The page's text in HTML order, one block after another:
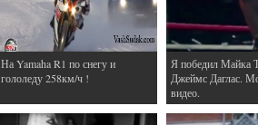
На Yamaha R1 по снегу и
гололеду 258км/ч !
Я победил Майка
Джеймс Даглас.
видео.